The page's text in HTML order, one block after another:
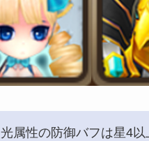
光属性の防御バフは星4以